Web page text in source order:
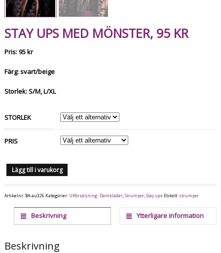
STAY UPS MED MÖNSTER, 95 KR
Pris: 95 kr
Färg: svart/beige
Storlek: S/M, L/XL
STORLEK
PRIS
Lägg till i varukorg
Artikelnr: BA-au326 Kategorier: Utförsäljning- Damkläder,Strumpor,Stay ups Etikett: strumpor
Beskrivning Ytterligare information
Beskrivning